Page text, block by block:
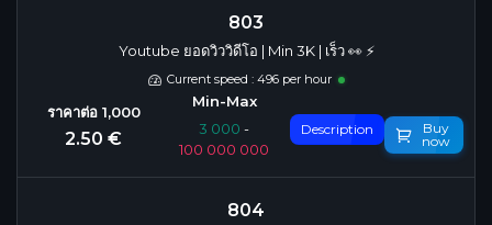
803
Youtube ยอดวิววิดีโอ | Min 3K | เร็ว 👀 ⚡️
Current speed : 496 per hour
2.50 € 3 000 -
100 000 000
Description
Buy
now
804